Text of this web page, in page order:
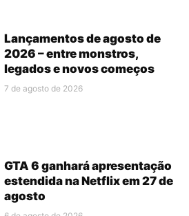
Lançamentos de agosto de
2026 – entre monstros,
legados e novos começos
7 de agosto de 2026
GTA 6 ganhará apresentação
estendida na Netflix em 27 de
agosto